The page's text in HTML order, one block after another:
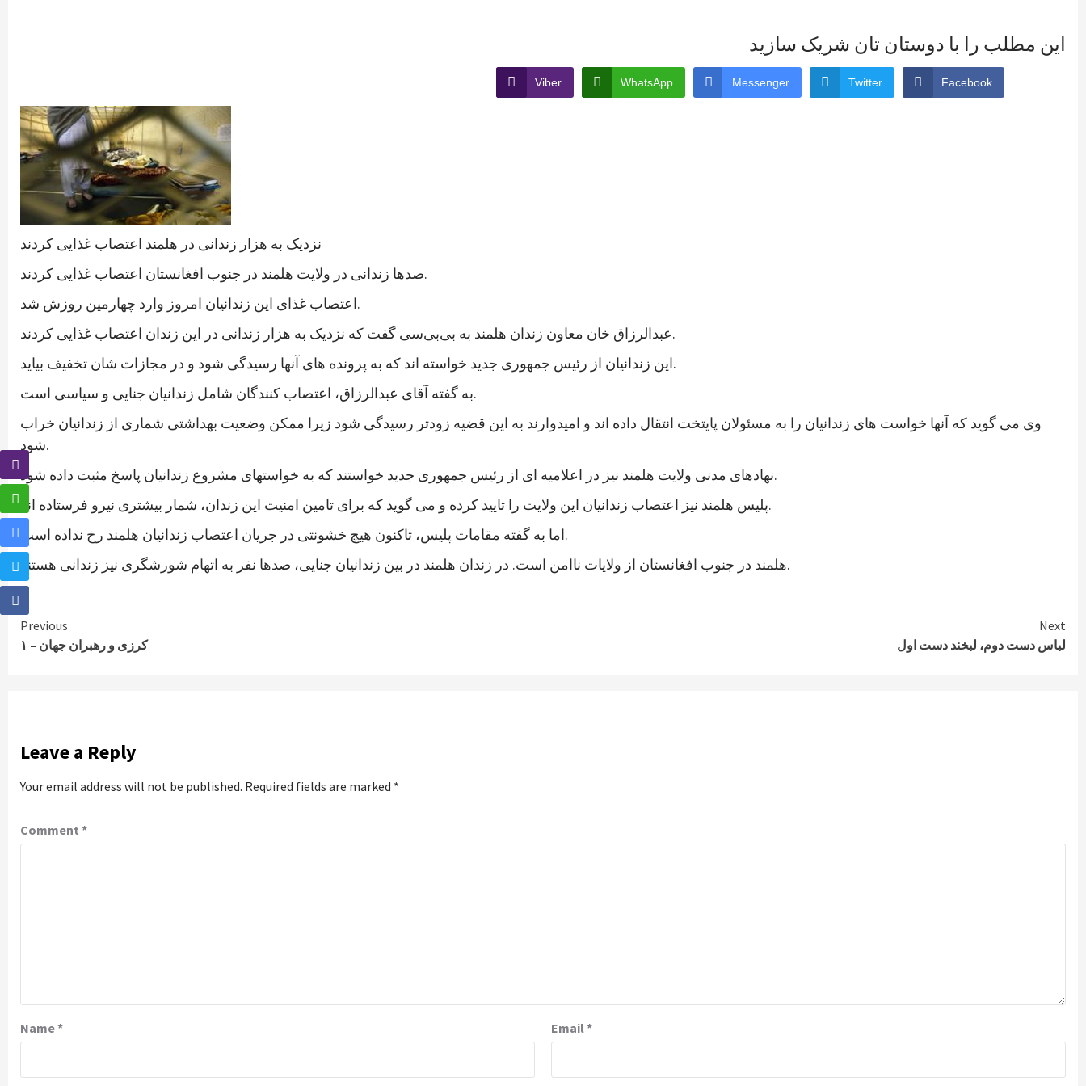
این مطلب را با دوستان تان شریک سازید
Viber WhatsApp Messenger Twitter Facebook
نزدیک به هزار زندانی در هلمند اعتصاب غذایی کردند
صدها زندانی در ولایت هلمند در جنوب افغانستان اعتصاب غذایی کردند.
اعتصاب غذای این زندانیان امروز وارد چهارمین روزش شد.
عبدالرزاق خان معاون زندان هلمند به بی‌بی‌سی گفت که نزدیک به هزار زندانی در این زندان اعتصاب غذایی کردند.
این زندانیان از رئیس جمهوری جدید خواسته اند که به پرونده های آنها رسیدگی شود و در مجازات شان تخفیف بیاید.
به گفته آقای عبدالرزاق، اعتصاب کنندگان شامل زندانیان جنایی و سیاسی است.
وی می گوید که آنها خواست های زندانیان را به مسئولان پایتخت انتقال داده اند و امیدوارند به این قضیه زودتر رسیدگی شود زیرا ممکن وضعیت بهداشتی شماری از زندانیان خراب
شود.
نهادهای مدنی ولایت هلمند نیز در اعلامیه ای از رئیس جمهوری جدید خواستند که به خواستهای مشروع زندانیان پاسخ مثبت داده شود.
پلیس هلمند نیز اعتصاب زندانیان این ولایت را تایید کرده و می گوید که برای تامین امنیت این زندان، شمار بیشتری نیرو فرستاده اند.
اما به گفته مقامات پلیس، تاکنون هیچ خشونتی در جریان اعتصاب زندانیان هلمند رخ نداده است.
هلمند در جنوب افغانستان از ولایات ناامن است. در زندان هلمند در بین زندانیان جنایی، صدها نفر به اتهام شورشگری نیز زندانی هستند.
Continue
Reading
Previous
کرزی و رهبران جهان – ۱
Next
لباس دست دوم، لبخند دست اول
Leave a Reply
Your email address will not be published. Required fields are marked *
Comment *
Name* Email*